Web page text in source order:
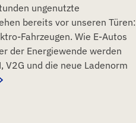
ungenutzte
bereits vor unseren Türen:
Fahrzeugen. Wie E-Autos
der Energiewende werden
V2G und die neue Ladenorm